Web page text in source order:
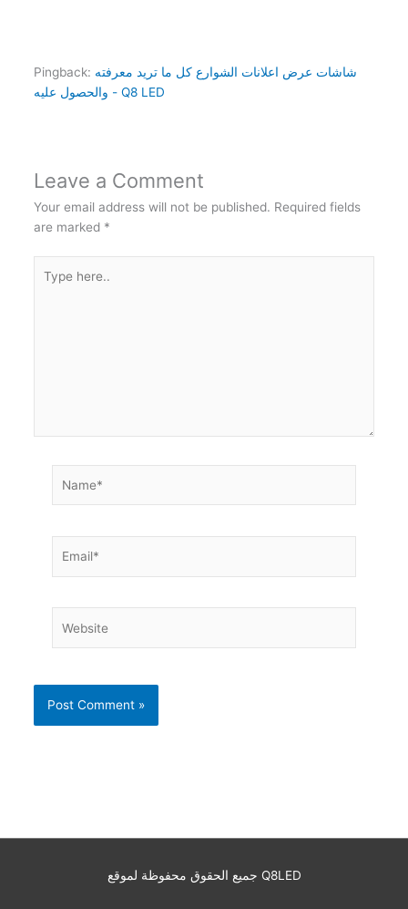
Pingback: شاشات عرض اعلانات الشوارع كل ما تريد معرفته
والحصول عليه - Q8 LED
Leave a Comment
Your email address will not be published. Required fields
are marked *
here..
جميع الحقوق محفوظة لموقع Q8LED